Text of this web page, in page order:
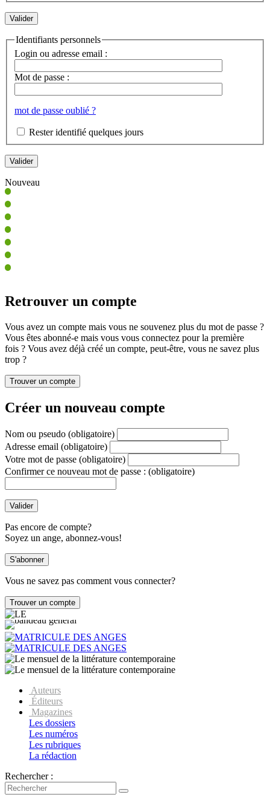
Identifiants personnels
Login ou adresse email :
Mot de passe :
mot de passe oublié ?
Rester identifié quelques jours
Nouveau
Retrouver un compte
Vous avez un compte mais vous ne souvenez plus du mot de passe ?
Vous êtes abonné-e mais vous vous connectez pour la première
fois ? Vous avez déjà créé un compte, peut-être, vous ne savez plus
trop ?
Créer un nouveau compte
Nom ou pseudo (obligatoire)
Adresse email (obligatoire)
Votre mot de passe (obligatoire)
Confirmer ce nouveau mot de passe : (obligatoire)
Pas encore de compte?
Soyez un ange, abonnez-vous!
Vous ne savez pas comment vous connecter?
Auteurs
Éditeurs
Magazines
Les dossiers
Les numéros
Les rubriques
La rédaction
Rechercher :